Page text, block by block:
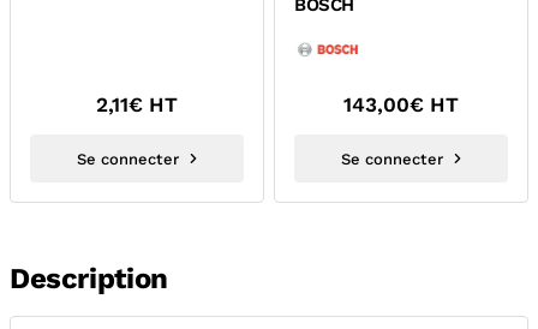
2,11€ HT
Se connecter
BOSCH
143,00€ HT
Se connecter
Description